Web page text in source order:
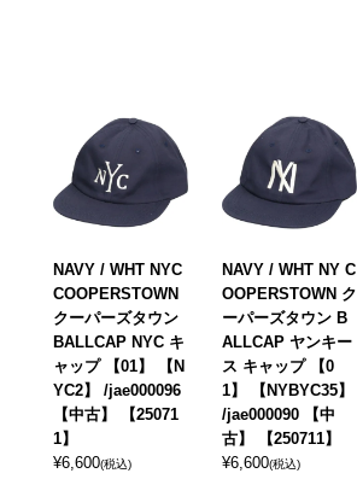
NAVY / WHT NYC
COOPERSTOWN
クーパーズタウン
BALLCAP NYC キ
ャップ 【01】 【N
YC2】 /jae000096
【中古】 【25071
1】
¥6,600(税込)
NAVY / WHT NY C
OOPERSTOWN ク
ーパーズタウン B
ALLCAP ヤンキー
ス キャップ 【0
1】 【NYBYC35】
/jae000090 【中
古】 【250711】
¥6,600(税込)